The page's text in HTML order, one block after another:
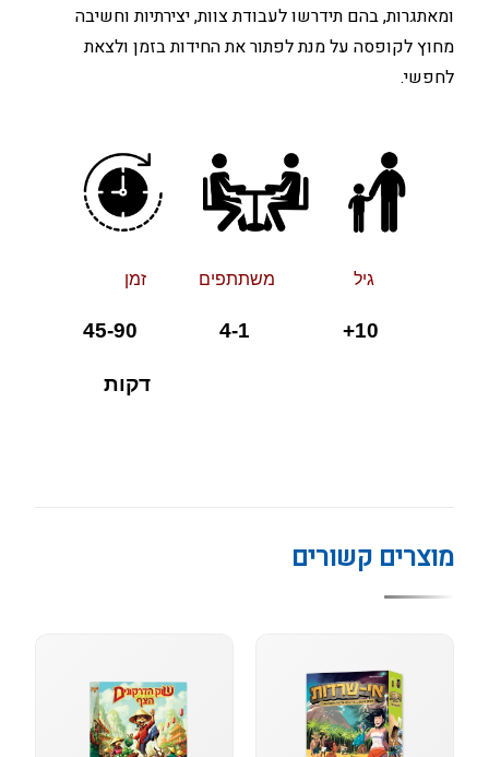
ומאתגרות, בהם תידרשו לעבודת צוות, יצירתיות וחשיבה
מחוץ לקופסה על מנת לפתור את החידות בזמן ולצאת
לחפשי.
גיל משתתפים זמן
+ 4-1 45-90
דקות
מוצרים קשורים